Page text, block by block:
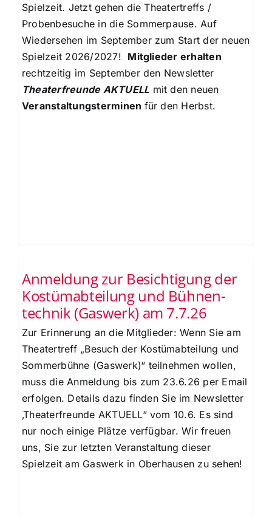
Spielzeit. Jetzt gehen die Theatertreffs /
Probenbesuche in die Sommerpause. Auf
Wiedersehen im September zum Start der neuen
Spielzeit 2026/2027! Mitglieder erhalten
rechtzeitig im September den Newsletter
Theaterfreunde AKTUELL mit den neuen
Veranstaltungsterminen für den Herbst.
Anmeldung zur Besichtigung der
Kostümabteilung und Bühnen-
technik (Gaswerk) am 7.7.26
Zur Erinnerung an die Mitglieder: Wenn Sie am
Theatertreff „Besuch der Kostümabteilung und
Sommerbühne (Gaswerk)“ teilnehmen wollen,
muss die Anmeldung bis zum 23.6.26 per Email
erfolgen. Details dazu finden Sie im Newsletter
‚Theaterfreunde AKTUELL“ vom 10.6. Es sind
nur noch einige Plätze verfügbar. Wir freuen
uns, Sie zur letzten Veranstaltung dieser
Spielzeit am Gaswerk in Oberhausen zu sehen!